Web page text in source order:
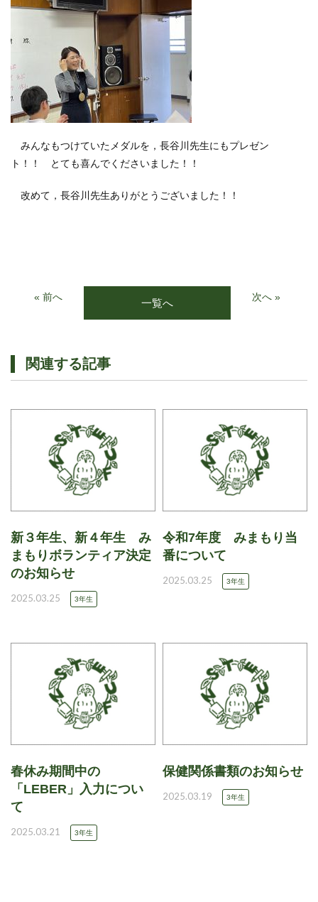
みんなもつけていたメダルを，長谷川先生にもプレゼン
ト！！ とても喜んでくださいました！！
改めて，長谷川先生ありがとうございました！！
« 前へ 一覧へ 次へ »
関連する記事
新３年生、新４年生 み
まもりボランティア決定
のお知らせ
2025.03.25 3年生
令和7年度 みまもり当
番について
2025.03.25 3年生
春休み期間中の
「LEBER」入力につい
て
2025.03.21 3年生
保健関係書類のお知らせ
2025.03.19 3年生